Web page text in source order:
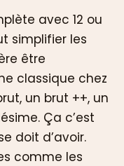
avec 12 ou
simplifier les
être
classique chez
un brut ++, un
Ça c’est
doit d’avoir.
comme les